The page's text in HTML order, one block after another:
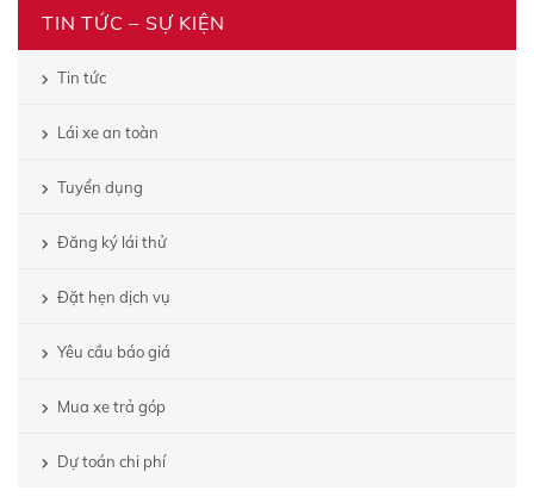
TIN TỨC – SỰ KIỆN
Tin tức
Lái xe an toàn
Tuyển dụng
Đăng ký lái thử
Đặt hẹn dịch vụ
Yêu cầu báo giá
Mua xe trả góp
Dự toán chi phí